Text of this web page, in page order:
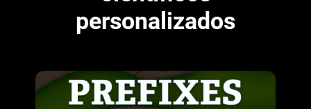
personalizados